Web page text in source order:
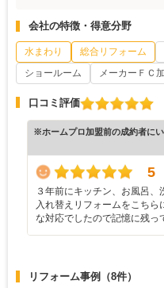
会社の特徴・得意分野
水まわり 総合リフォーム
ショールーム
メーカーＦＣ
口コミ評価
※ホームプロ加盟前の成約者に
5
３年前にキッチン、お風呂
入れ替えリフォームをこち
な対応でしたので記憶に残っ
リフォーム事例 （8件）